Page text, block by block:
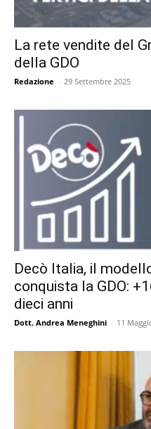
La rete vendite del
della GDO
Redazione - 29 Settembre 2025
Decò Italia, il
conquista la GDO:
dieci anni
Dott. Andrea Meneghini - 11